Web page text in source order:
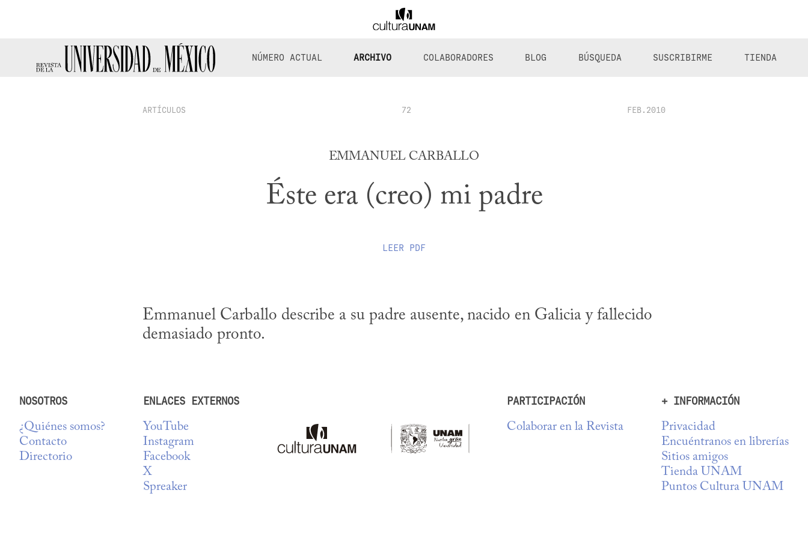
NÚMERO ACTUAL ARCHIVO COLABORADORES BLOG BÚSQUEDA SUSCRIBIRME TIENDA
ARTÍCULOS 72 FEB.2010
EMMANUEL CARBALLO
Éste era (creo) mi padre
LEER PDF
Emmanuel Carballo describe a su padre ausente, nacido en Galicia y fallecido
demasiado pronto.
NOSOTROS
¿Quiénes somos?
Contacto
Directorio
ENLACES EXTERNOS
YouTube
Instagram
Facebook
X
Spreaker
PARTICIPACIÓN
Colaborar en la Revista
+ INFORMACIÓN
Privacidad
Encuéntranos en librerías
Sitios amigos
Tienda UNAM
Puntos Cultura UNAM